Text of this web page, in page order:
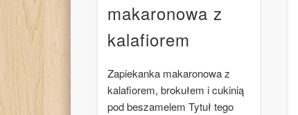
makaronowa z
kalafiorem
Zapiekanka makaronowa z
kalafiorem, brokułem i cukinią
pod beszamelem Tytuł tego